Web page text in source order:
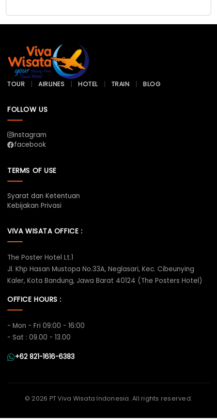
TOUR AIRLINES HOTEL TRAIN BLOG
FOLLOW US
instagram
facebook
TERMS OF USE
Syarat dan Ketentuan
Kebijakan Privasi
VIVA WISATA OFFICE :
The Poster Hotel Lt.1
Jl. Khp Hasan Mustopa No.33A, Neglasari, Kec. Cibeunying
Kaler, Kota Bandung, Jawa Barat 40124 (The Posters Hotel)
OFFICE HOURS :
- Mon - Fri 09:00 - 16:00
- Sat : 09.00 - 13.00
+62 821-1616-6383
© 2026 PT Viva Wisata Indonesia. All rights reserved.